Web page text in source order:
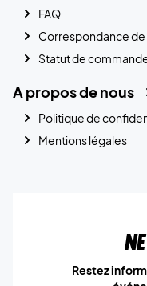
FAQ
Correspondance de
Statut de
A propos de nous
Politique de
Mentions légales
Restez